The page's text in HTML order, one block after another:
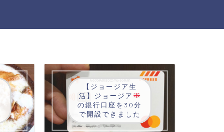
【ジョージア生
活】ジョージア
の銀行口座を30分
で開設できました